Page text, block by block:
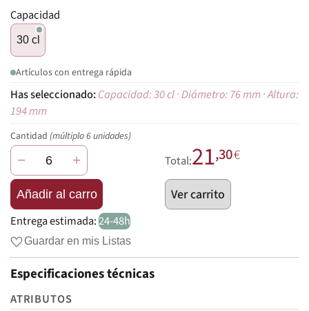
Capacidad
30 cl
Artículos con entrega rápida
Capacidad: 30 cl · Diámetro: 76 mm · Altura:
194 mm
Cantidad (múltiplo 6 unidades)
− +
Añadir al carro
Total:21,30€
Ver carrito
Entrega estimada:24-48h
Guardar en mis Listas
Especificaciones técnicas
ATRIBUTOS